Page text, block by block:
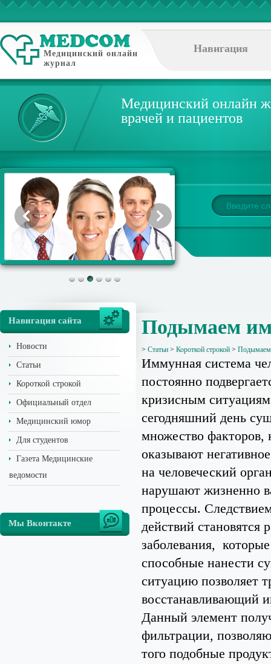
Медицинский онлайн
журнал
Навигация
Медицинский онлайн
врачей и пациентов
Навигация сайта
Новости
Статьи
Короткой строкой
Официальный отдел
Медицинский юмор
Для студентов
Газета Медицинские
ведомости
Мы Вконтакте
Подымаем
> Статьи > Короткой строкой >
Иммунная система
постоянно
кризисным
сегодняшний день
множество факторов,
оказывают
на человеческий
нарушают жизненно
процессы.
действий становятся
заболевания,
способные нанести
ситуацию позволяет
восстанавливающий
Данный элемент
фильтрации,
того подобные